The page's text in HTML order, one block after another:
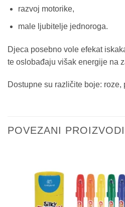
razvoj motorike,
male ljubitelje jednoroga.
Djeca posebno vole efekat
te oslobađaju višak energije na
Dostupne su različite boje: roze,
POVEZANI PROIZVODI